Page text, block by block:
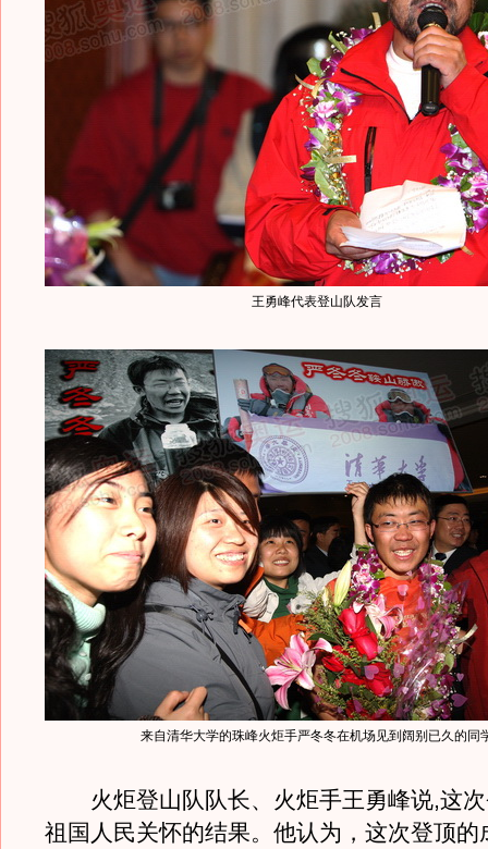
王勇峰代表登山队发言
来自清华大学的珠峰火炬手严冬冬在机场见到阔别已久的同
火炬登山队队长、火炬手王勇峰说,这次
祖国人民关怀的结果。他认为，这次登顶的